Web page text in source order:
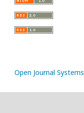
Open Journal Systems